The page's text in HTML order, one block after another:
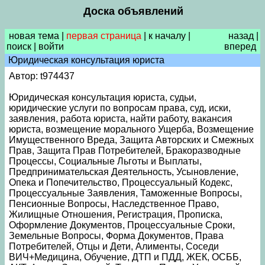
Доска объявлений
новая тема первая страница к началу
поиск
войти
назад
вперед
Юридическая консультация юриста
Автор: t974437
Юридическая консультация юриста, судьи,
юридические услуги по вопросам права, суд, иски,
заявления, работа юриста, найти работу, вакансия
юриста, возмещение морального Ущерба, Возмещение
Имущественного Вреда, Защита Авторских и Смежных
Прав, Защита Прав Потребителей, Бракоразводные
Процессы, Социальные Льготы и Выплаты,
Предпринимательская Деятельность, Усыновление,
Опека и Попечительство, Процессуальный Кодекс,
Процессуальные Заявления, Таможенные Вопросы,
Пенсионные Вопросы, Наследственное Право,
Жилищные Отношения, Регистрация, Прописка,
Оформление Документов, Процессуальные Сроки,
Земельные Вопросы, Форма Документов, Права
Потребителей, Отцы и Дети, Алименты, Соседи
ВИЧ+Медицина, Обучение, ДТП и ПДД, ЖЕК, ОСББ,